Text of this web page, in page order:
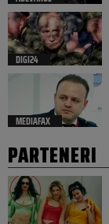
DIGI24
MEDIAFAX
PARTENERI